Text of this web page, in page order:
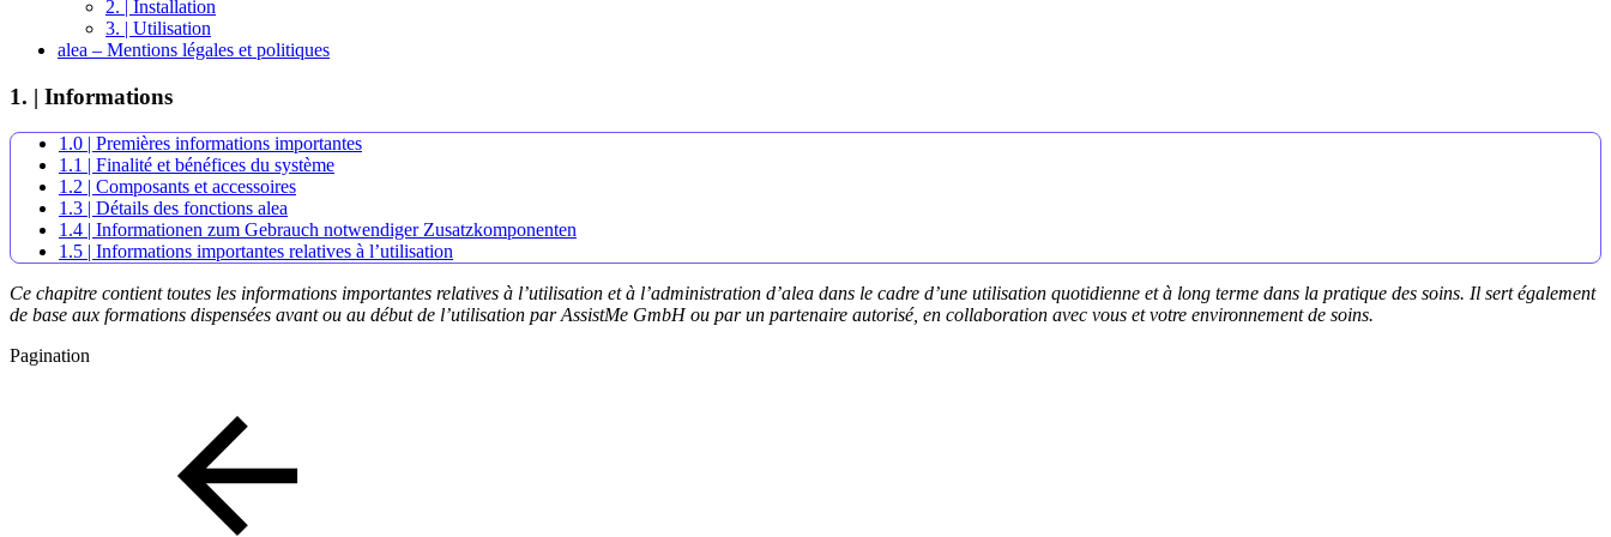
2. | Installation
3. | Utilisation
alea – Mentions légales et politiques
1. | Informations
1.0 | Premières informations importantes
1.1 | Finalité et bénéfices du système
1.2 | Composants et accessoires
1.3 | Détails des fonctions alea
1.4 | Informationen zum Gebrauch notwendiger Zusatzkomponenten
1.5 | Informations importantes relatives à l’utilisation
Ce chapitre contient toutes les informations importantes relatives à l’utilisation et à l’administration d’alea dans le cadre d’une utilisation quotidienne et à long terme dans la pratique des soins. Il sert également
de base aux formations dispensées avant ou au début de l’utilisation par AssistMe GmbH ou par un partenaire autorisé, en collaboration avec vous et votre environnement de soins.
Pagination